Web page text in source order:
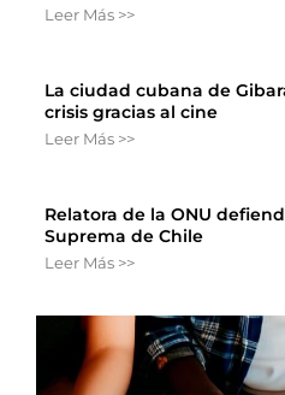
Leer Más >>
La ciudad cubana de
crisis gracias al cine
Leer Más >>
Relatora de la ONU
Suprema de Chile
Leer Más >>